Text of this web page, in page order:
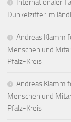
Internationaler
Dunkelziffer im
Andreas Klamm
Menschen und
Pfalz-Kreis
Andreas Klamm
Menschen und
Pfalz-Kreis